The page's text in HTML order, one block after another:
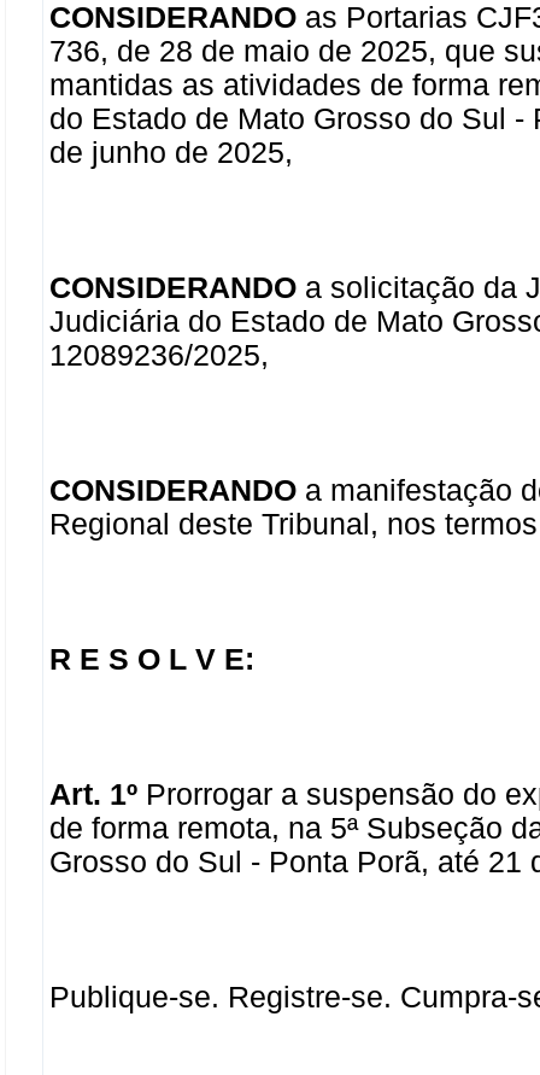
CONSIDERANDOas Portarias
736, de 28 de maio de 2025, que
mantidas as atividades de forma
do Estado de Mato Grosso do Sul
de junho de 2025,
CONSIDERANDOa solicitação da
Judiciária do Estado de Mato
12089236/2025,
CONSIDERANDOa manifestação
Regional deste Tribunal, nos
R E S O L V E:
Art. 1º Prorrogar a suspensão do
de forma remota, na 5ª Subseção
Grosso do Sul - Ponta Porã, até 21
Publique-se. Registre-se. Cumpra-